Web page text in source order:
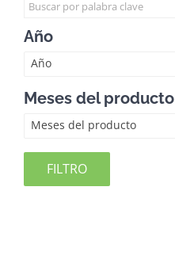
Año
Año
Meses del producto
Meses del producto
FILTRO